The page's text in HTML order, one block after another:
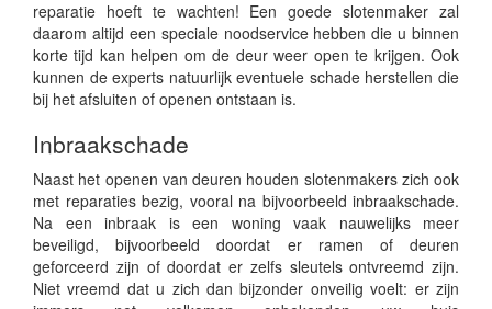
reparatie hoeft te wachten! Een goede slotenmaker zal
daarom altijd een speciale noodservice hebben die u binnen
korte tijd kan helpen om de deur weer open te krijgen. Ook
kunnen de experts natuurlijk eventuele schade herstellen die
bij het afsluiten of openen ontstaan is.
Inbraakschade
Naast het openen van deuren houden slotenmakers zich ook
met reparaties bezig, vooral na bijvoorbeeld inbraakschade.
Na een inbraak is een woning vaak nauwelijks meer
beveiligd, bijvoorbeeld doordat er ramen of deuren
geforceerd zijn of doordat er zelfs sleutels ontvreemd zijn.
Niet vreemd dat u zich dan bijzonder onveilig voelt: er zijn